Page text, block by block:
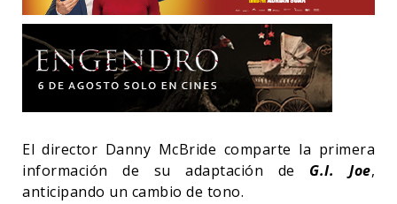
El director Danny McBride comparte la primera
información de su adaptación de G.I. Joe,
anticipando un cambio de tono.